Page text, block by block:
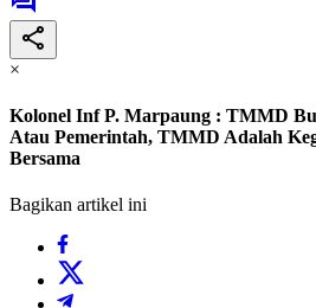
×
Kolonel Inf P. Marpaung : TMMD
Atau Pemerintah, TMMD Adalah
Bersama
Bagikan artikel ini